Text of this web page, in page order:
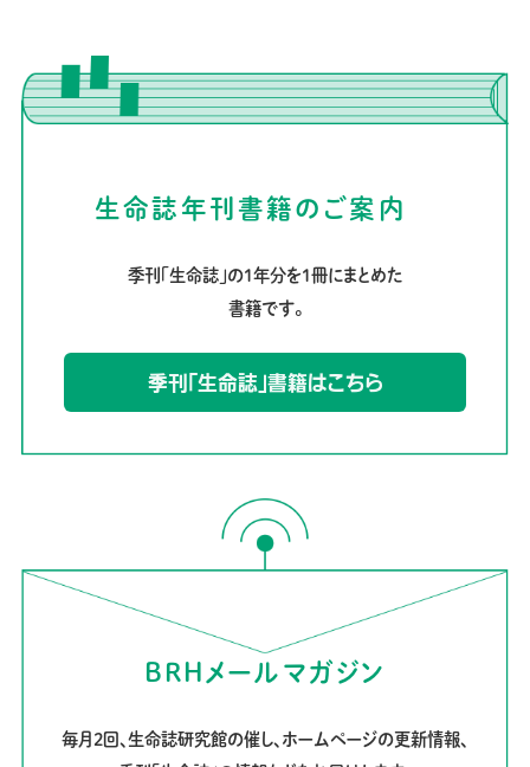
生命誌年刊書籍のご案内
季刊「生命誌」の1年分を1冊にまとめた
書籍です。
季刊「生命誌」書籍はこちら
BRHメールマガジン
毎月2回、生命誌研究館の催し、ホームページの更新情報、